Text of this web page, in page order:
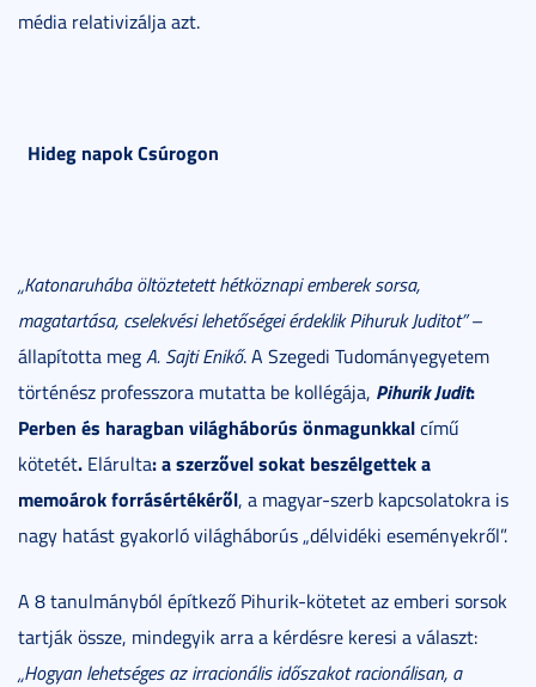
média relativizálja azt.
Hideg napok Csúrogon
„Katonaruhába öltöztetett hétköznapi emberek sorsa,
magatartása, cselekvési lehetőségei érdeklik Pihuruk Juditot”–
állapította megA. Sajti Enikő. A Szegedi Tudományegyetem
történész professzora mutatta be kollégája, Pihurik Judit:
Perben és haragban világháborús önmagunkkalcímű
kötetét. Elárulta: a szerzővel sokat beszélgettek a
memoárok forrásértékéről, a magyar-szerb kapcsolatokra is
nagy hatást gyakorló világháborús „délvidéki eseményekről”.
A 8 tanulmányból építkező Pihurik-kötetet az emberi sorsok
tartják össze, mindegyik arra a kérdésre keresi a választ:
„Hogyan lehetséges az irracionális időszakot racionálisan, a